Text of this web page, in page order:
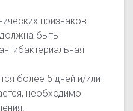
признаков
быть
более 5 дней и/или
необходимо